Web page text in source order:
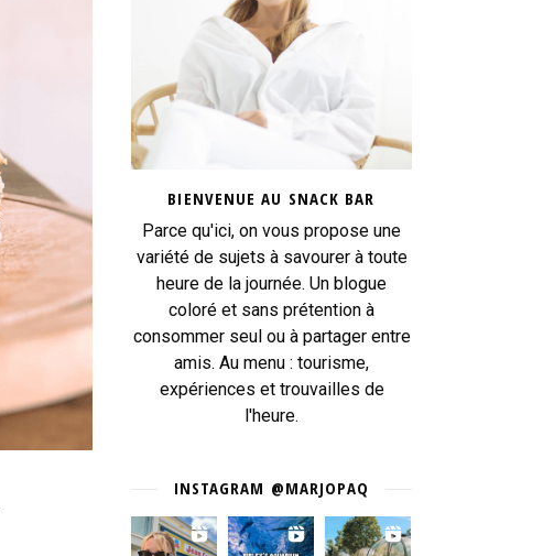
BIENVENUE AU SNACK BAR
Parce qu'ici, on vous propose une
variété de sujets à savourer à toute
heure de la journée. Un blogue
coloré et sans prétention à
consommer seul ou à partager entre
amis. Au menu : tourisme,
expériences et trouvailles de
l'heure.
INSTAGRAM @MARJOPAQ